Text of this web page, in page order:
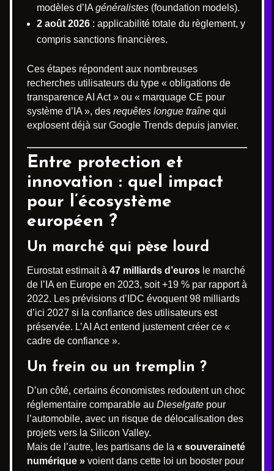
modèles d’IA généralistes (foundation models).
2 août 2026 : applicabilité totale du règlement, y
compris sanctions financières.
Ces étapes répondent aux nombreuses
recherches utilisateurs du type « obligations de
transparence AI Act » ou « marquage CE pour
système d’IA », des requêtes longue traîne qui
explosent déjà sur Google Trends depuis janvier.
Entre protection et
innovation : quel impact
pour l’écosystème
européen ?
Un marché qui pèse lourd
Eurostat estimait à 47 milliards d’euros le marché
de l’IA en Europe en 2023, soit +19 % par rapport à
2022. Les prévisions d’IDC évoquent 98 milliards
d’ici 2027 si la confiance des utilisateurs est
préservée. L’AI Act entend justement créer ce «
cadre de confiance ».
Un frein ou un tremplin ?
D’un côté, certains économistes redoutent un choc
réglementaire comparable au Dieselgate pour
l’automobile, avec un risque de délocalisation des
projets vers la Silicon Valley.
Mais de l’autre, les partisans de la « souveraineté
numérique » voient dans cette loi un booster pour